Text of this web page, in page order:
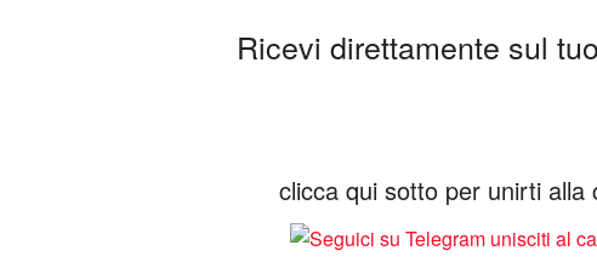
Ricevi direttamente sul
clicca qui sotto per unirti